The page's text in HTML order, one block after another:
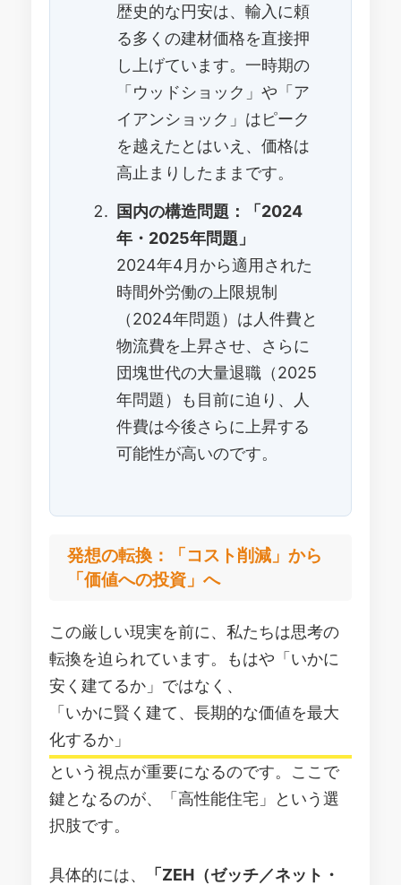
歴史的な円安は、輸入に頼
る多くの建材価格を直接押
し上げています。一時期の
「ウッドショック」や「ア
イアンショック」はピーク
を越えたとはいえ、価格は
高止まりしたままです。
国内の構造問題：「2024
年・2025年問題」
2024年4月から適用された
時間外労働の上限規制
（2024年問題）は人件費と
物流費を上昇させ、さらに
団塊世代の大量退職（2025
年問題）も目前に迫り、人
件費は今後さらに上昇する
可能性が高いのです。
発想の転換：「コスト削減」から
「価値への投資」へ
この厳しい現実を前に、私たちは思考の
転換を迫られています。もはや「いかに
安く建てるか」ではなく、
「いかに賢く建て、長期的な価値を最大
化するか」
という視点が重要になるのです。ここで
鍵となるのが、「高性能住宅」という選
択肢です。
具体的には、
「ZEH（ゼッチ／ネット・